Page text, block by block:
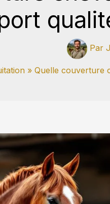
Par
Quelle couverture